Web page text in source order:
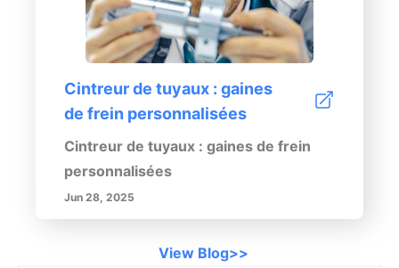
Cintreur de tuyaux : gaines
de frein personnalisées
Cintreur de tuyaux : gaines de frein
personnalisées
Jun 28, 2025
View Blog>>